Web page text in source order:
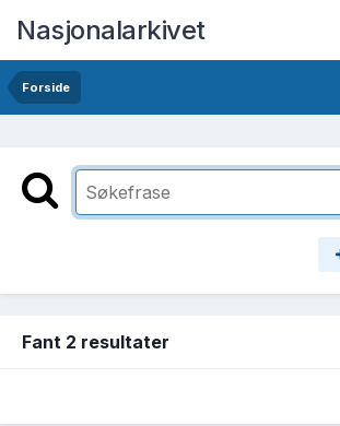
Nasjonalarkivet
Forside
Fant 2 resultater